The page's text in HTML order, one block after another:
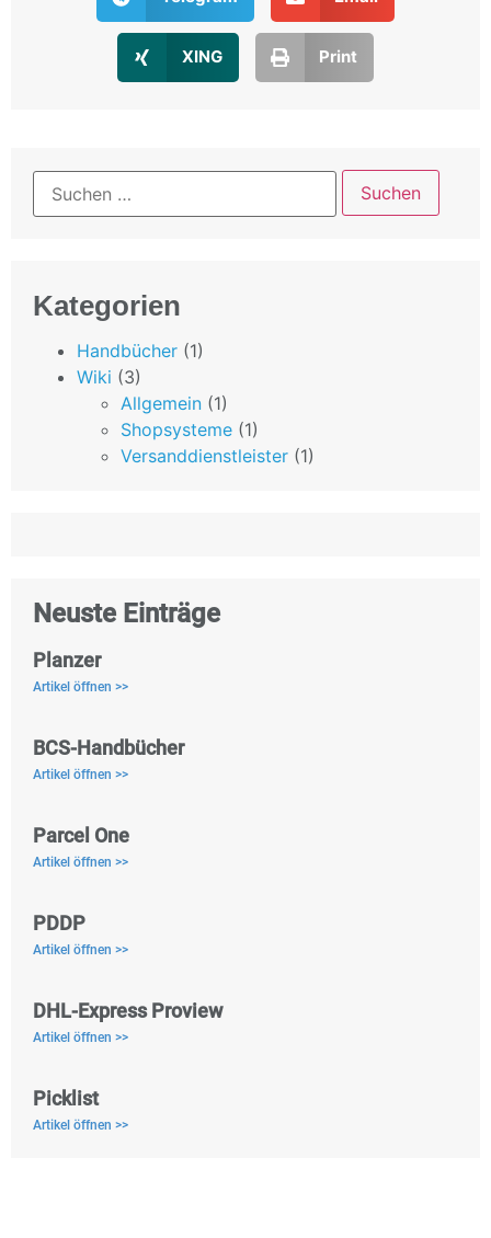
XING Print
Kategorien
Handbücher (1)
Wiki (3)
Allgemein (1)
Shopsysteme (1)
Versanddienstleister (1)
Neuste Einträge
Planzer
Artikel öffnen >>
BCS-Handbücher
Artikel öffnen >>
Parcel One
Artikel öffnen >>
PDDP
Artikel öffnen >>
DHL-Express Proview
Artikel öffnen >>
Picklist
Artikel öffnen >>